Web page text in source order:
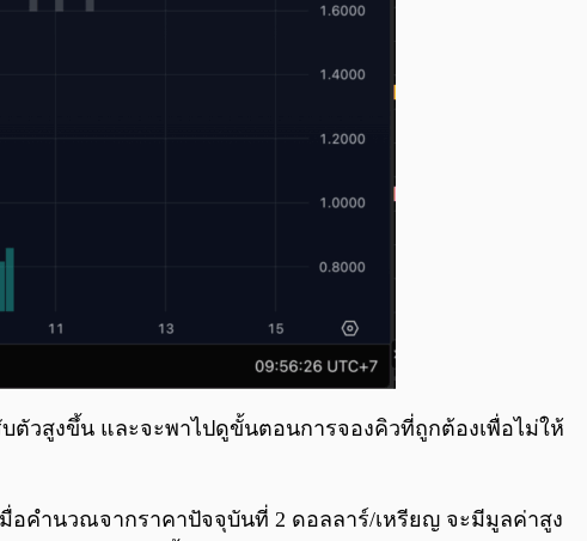
ตัวสูงขึ้น และจะพาไปดูขั้นตอนการจองคิวที่ถูกต้องเพื่อไม่ให้
อคำนวณจากราคาปัจจุบันที่ 2 ดอลลาร์/เหรียญ จะมีมูลค่าสูง